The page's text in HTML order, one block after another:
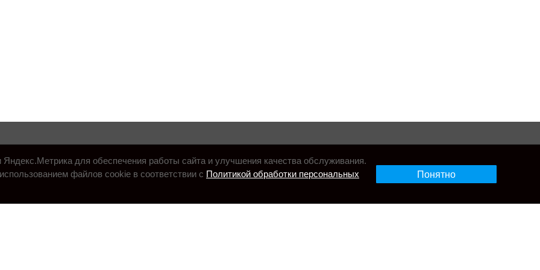
для обеспечения работы сайта и улучшения качества обслуживания.
файлов cookie в соответствии с Политикой обработки персональных
Понятно